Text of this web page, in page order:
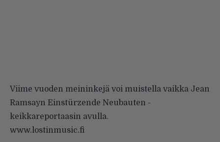
Viime vuoden meininkejä voi muistella vaikka Jean
Ramsayn Einstürzende Neubauten -
keikkareportaasin avulla.
www.lostinmusic.fi